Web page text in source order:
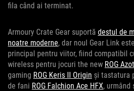
fila când ai terminat.
Armoury Crate Gear suportă destul de
noatre moderne, dar noul Gear Link
principal pentru viitor, fiind compatibil
wireless pentru jocuri the new ROG
gaming ROG Keris II Origin și tastatura
de fani ROG Falchion Ace HFX, urmând